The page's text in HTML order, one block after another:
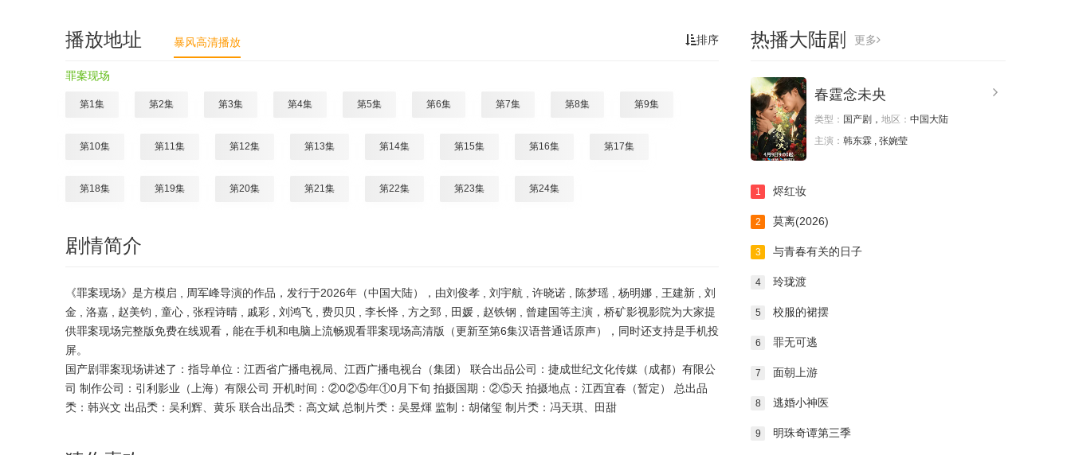
排序
播放地址 暴风高清播放
罪案现场
第1集 第2集 第3集 第4集 第5集 第6集 第7集 第8集 第9集
第10集 第11集 第12集 第13集 第14集 第15集 第16集 第17集
第18集 第19集 第20集 第21集 第22集 第23集 第24集
剧情简介
《罪案现场》是方模启 , 周军峰导演的作品，发行于2026年（中国大陆），由刘俊孝 , 刘宇航 , 许晓诺 , 陈梦瑶 , 杨明娜 , 王建新 , 刘
金 , 洛嘉 , 赵美钧 , 童心 , 张程诗晴 , 戚彩 , 刘鸿飞 , 费贝贝 , 李长怿 , 方之郅 , 田媛 , 赵铁钢 , 曾建国等主演，桥矿影视影院为大家提
供罪案现场完整版免费在线观看，能在手机和电脑上流畅观看罪案现场高清版（更新至第6集汉语普通话原声），同时还支持是手机投
屏。
国产剧罪案现场讲述了：指导单位：江西省广播电视局、江西广播电视台（集团） 联合出品公司：捷成世纪文化传媒（成都）有限公
司 制作公司：引利影业（上海）有限公司 开机时间：②0②⑤年①0月下旬 拍摄国期：②⑤天 拍摄地点：江西宜春（暂定） 总出品
秂：韩兴文 出品秂：吴利辉、黄乐 联合出品秂：高文斌 总制片秂：吴昱煇 监制：胡储玺 制片秂：冯天琪、田甜
热播大陆剧 更多
春霆念未央
类型： 国产剧， 地区： 中国大陆
主演： 韩东霖 , 张婉莹
1 烬红妆
2 莫离(2026)
3 与青春有关的日子
4 玲珑渡
5 校服的裙摆
6 罪无可逃
7 面朝上游
8 逃婚小神医
9 明珠奇谭第三季